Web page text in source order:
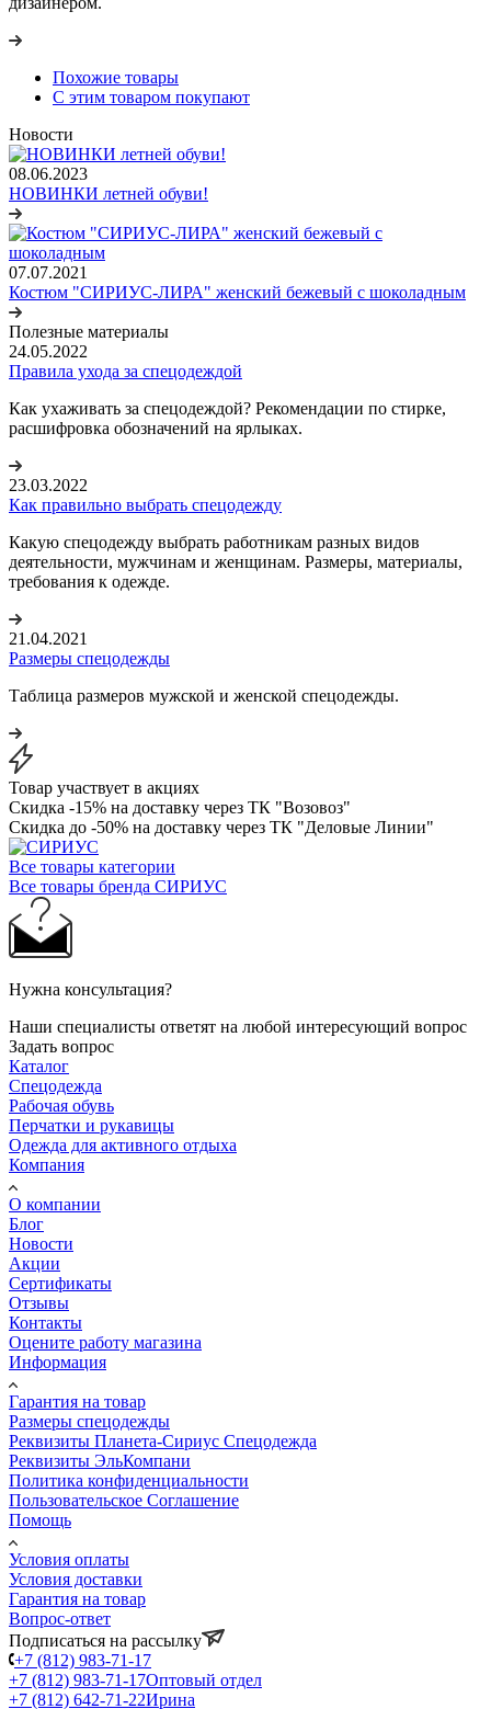
Похожие товары
С этим товаром покупают
Новости
08.06.2023
НОВИНКИ летней обуви!
07.07.2021
Костюм "СИРИУС-ЛИРА" женский бежевый с шоколадным
Полезные материалы
24.05.2022
Правила ухода за спецодеждой
Как ухаживать за спецодеждой? Рекомендации по стирке,
расшифровка обозначений на ярлыках.
23.03.2022
Как правильно выбрать спецодежду
Какую спецодежду выбрать работникам разных видов
деятельности, мужчинам и женщинам. Размеры, материалы,
требования к одежде.
21.04.2021
Размеры спецодежды
Таблица размеров мужской и женской спецодежды.
Товар участвует в акциях
Скидка -15% на доставку через ТК "Возовоз"
Скидка до -50% на доставку через ТК "Деловые Линии"
Все товары категории
Все товары бренда СИРИУС
Нужна консультация?
Наши специалисты ответят на любой интересующий вопрос
Задать вопрос
Каталог
Спецодежда
Рабочая обувь
Перчатки и рукавицы
Одежда для активного отдыха
Компания
О компании
Блог
Новости
Акции
Сертификаты
Отзывы
Контакты
Оцените работу магазина
Информация
Гарантия на товар
Размеры спецодежды
Реквизиты Планета-Сириус Спецодежда
Реквизиты ЭльКомпани
Политика конфиденциальности
Пользовательское Соглашение
Помощь
Условия оплаты
Условия доставки
Гарантия на товар
Вопрос-ответ
Подписаться на рассылку
+7 (812) 983-71-17
+7 (812) 983-71-17Оптовый отдел
+7 (812) 642-71-22Ирина